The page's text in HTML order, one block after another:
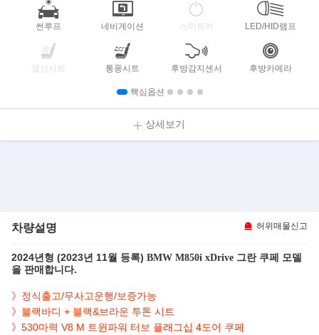
썬루프 네비게이션 스마트키 LED/HID램프
열선시트 통풍시트 후방감지센서 후방카메라
핵심옵션
상세보기
차량설명 허위매물신고
2024년형 (2023년 11월 등록) BMW M850i xDrive 그란 쿠페
모델
을 판매합니다.
》정식출고/무사고운행/보증가능
》블랙바디 + 블랙&브라운 투톤 시트
》 530마력 V8 M 트윈파워 터보 플래그십 4도어 쿠페